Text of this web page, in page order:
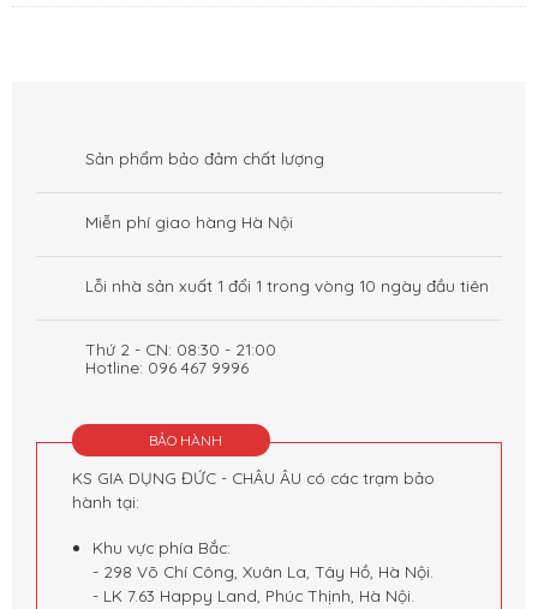
Sản phẩm bảo đảm chất lượng
Miễn phí giao hàng Hà Nội
Lỗi nhà sản xuất 1 đổi 1 trong vòng 10 ngày đầu tiên
Thứ 2 - CN: 08:30 - 21:00
Hotline: 096 467 9996
BẢO HÀNH
KS GIA DỤNG ĐỨC - CHÂU ÂU có các trạm bảo
hành tại:
Khu vực phía Bắc:
- 298 Võ Chí Công, Xuân La, Tây Hồ, Hà Nội.
- LK 7.63 Happy Land, Phúc Thịnh, Hà Nội.